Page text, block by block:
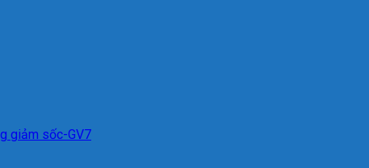
giảm sốc-GV7